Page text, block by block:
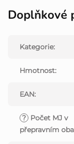
Doplňkové
Kategorie:
Hmotnost:
EAN:
? Počet MJ v
přepravním